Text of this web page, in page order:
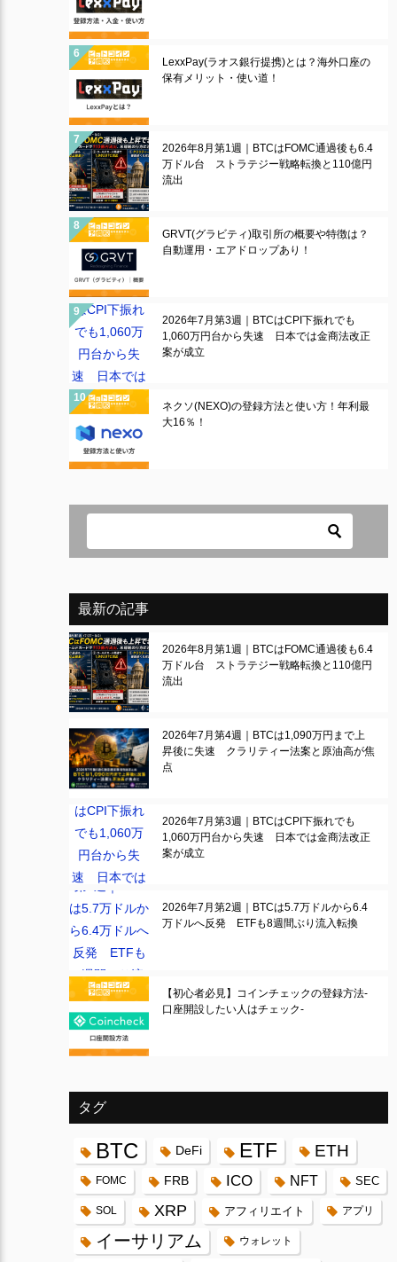
LexxPay(ラオス銀行提携)とは？海外口座の
保有メリット・使い道！
2026年8月第1週｜BTCはFOMC通過後も6.4
万ドル台 ストラテジー戦略転換と110億円
流出
GRVT(グラビティ)取引所の概要や特徴は？
自動運用・エアドロップあり！
2026年7月第3週｜BTCはCPI下振れでも
1,060万円台から失速 日本では金商法改正
案が成立
ネクソ(NEXO)の登録方法と使い方！年利最
大16％！
最新の記事
2026年8月第1週｜BTCはFOMC通過後も6.4
万ドル台 ストラテジー戦略転換と110億円
流出
2026年7月第4週｜BTCは1,090万円まで上
昇後に失速 クラリティー法案と原油高が焦
点
2026年7月第3週｜BTCはCPI下振れでも
1,060万円台から失速 日本では金商法改正
案が成立
2026年7月第2週｜BTCは5.7万ドルから6.4
万ドルへ反発 ETFも8週間ぶり流入転換
【初心者必見】コインチェックの登録方法-
口座開設したい人はチェック-
タグ
BTC DeFi ETF ETH
FOMC FRB ICO NFT SEC
SOL XRP アフィリエイト アプリ
イーサリアム ウォレット